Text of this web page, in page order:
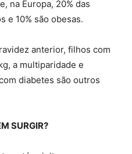
na Europa, 20% das
e 10% são obesas.
anterior, filhos com
a multiparidade e
diabetes são outros
SURGIR?